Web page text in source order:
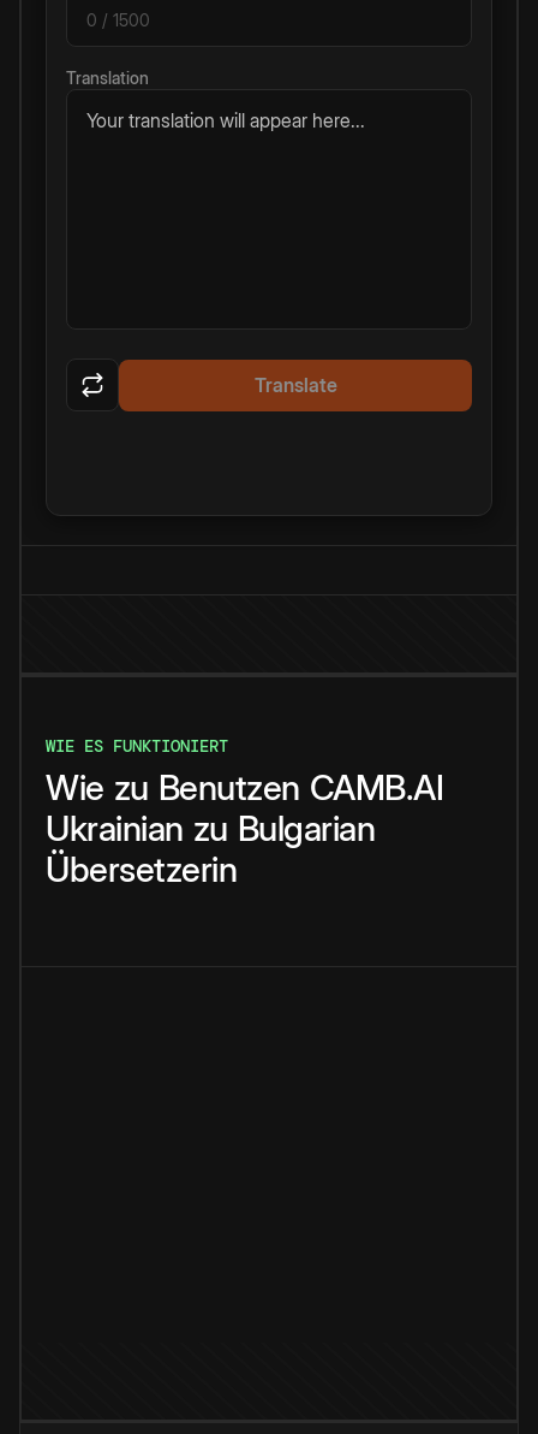
0 / 1500
Translation
Your translation will appear here...
Translate
WIE ES FUNKTIONIERT
Wie zu Benutzen CAMB.AI
Ukrainian zu Bulgarian
Übersetzerin